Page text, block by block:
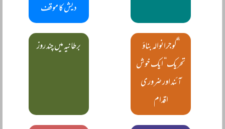
دیش کا موقف
”گوجرانوالہ بناؤ
تحریک“ ایک خوش
آئند اور ضروری
اقدام
برطانیہ میں چند روز